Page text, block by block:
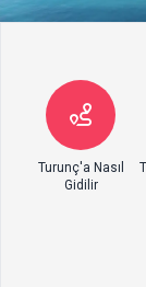
Turunç'a Nasıl
Gidilir